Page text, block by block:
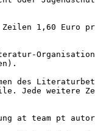
1,60 Euro
des
Jede weitere
at team pt